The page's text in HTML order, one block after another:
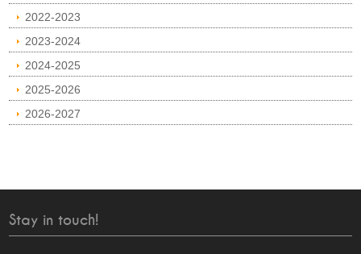
2022-2023
2023-2024
2024-2025
2025-2026
2026-2027
Stay in touch!